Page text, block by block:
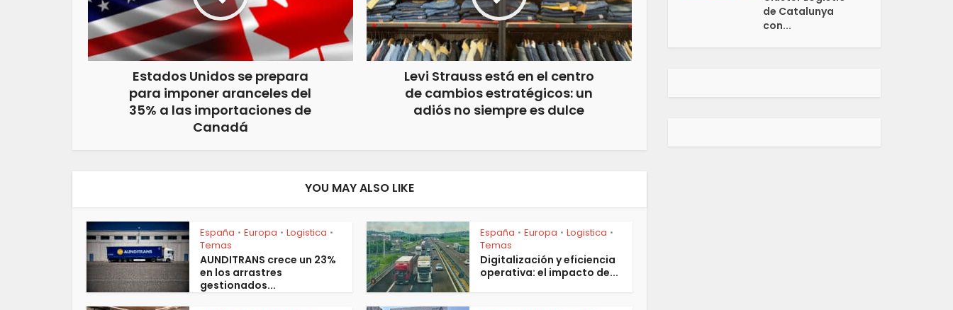
Estados Unidos se prepara
para imponer aranceles del
35% a las importaciones de
Canadá
Levi Strauss está en el centro
de cambios estratégicos: un
adiós no siempre es dulce
YOU MAY ALSO LIKE
España • Europa • Logistica •
Temas
AUNDITRANS crece un 23%
en los arrastres
gestionados...
España • Europa • Logistica •
Temas
Digitalización y eficiencia
operativa: el impacto de...
de Catalunya
con...